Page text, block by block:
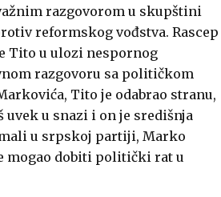
razgovorom u skupštini
reformskog vođstva. Rascep
Tito u ulozi nespornog
razgovoru sa političkom
Tito je odabrao stranu,
uvek u snazi i on je središnja
u srpskoj partiji, Marko
mogao dobiti politički rat u